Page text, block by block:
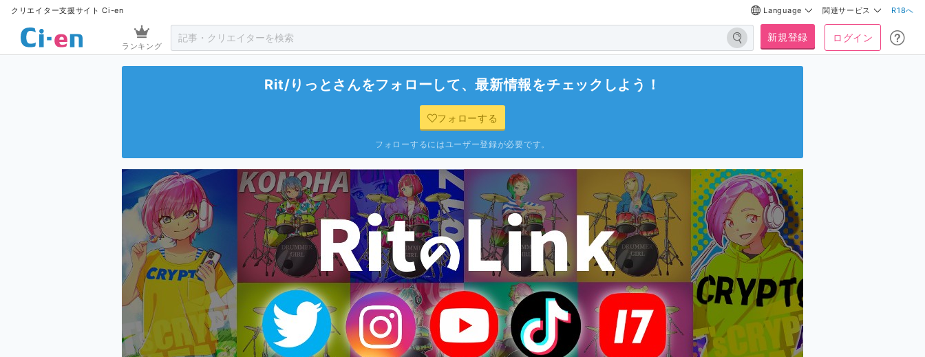
クリエイター支援サイト Ci-en Language 関連サービス R18へ
ランキング
新規登録 ログイン
Rit/りっと さんをフォローして、最新情報をチェックしよう！
フォローする
フォローするにはユーザー登録が必要です。